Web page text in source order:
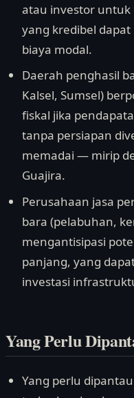
atau investor
yang kredibel
biaya modal.
Daerah penghasil
Kalsel, Sumsel)
fiskal jika
tanpa persiapan
memadai — mirip
Guajira.
Perusahaan jasa
bara (pelabuhan,
mengantisipasi
panjang, yang
investasi
Yang Perlu
Yang perlu